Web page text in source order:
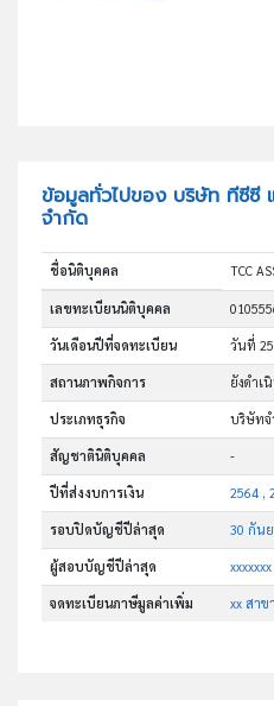
ข้อมูลทั่วไปของ บริษัท ทีซีซี
จำกัด
ชื่อนิติบุคคล
เลขทะเบียนนิติบุคคล
วันเดือนปีที่จดทะเบียน วันที่
สถานภาพกิจการ ยังดำเ
ประเภทธุรกิจ บริษัทจ
สัญชาตินิติบุคคล -
ปีที่ส่งงบการเงิน 2564 ,
รอบปิดบัญชีปีล่าสุด 30 กัน
ผู้สอบบัญชีปีล่าสุด
จดทะเบียนภาษีมูลค่าเพิ่ม xx สาขา